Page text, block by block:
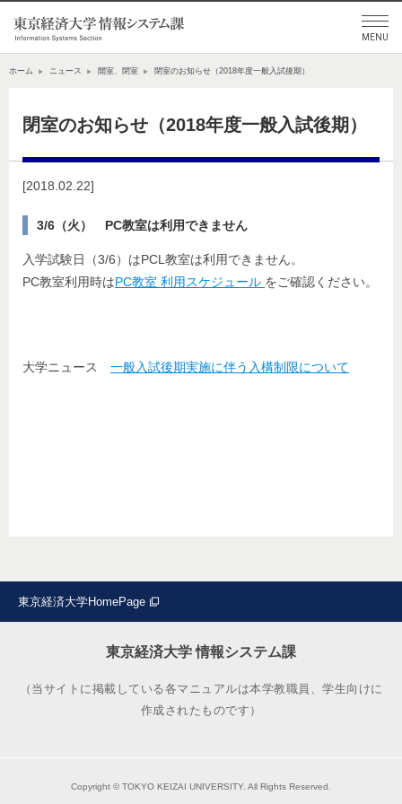
ホーム ニュース 開室、閉室 閉室のお知らせ（2018年度一般入試後期）
閉室のお知らせ（2018年度一般入試後期）
[2018.02.22]
3/6（火） PC教室は利用できません
入学試験日（3/6）はPCL教室は利用できません。
PC教室利用時はPC教室 利用スケジュール をご確認ください。
大学ニュース 一般入試後期実施に伴う入構制限について
東京経済大学HomePage
東京経済大学 情報システム課
（当サイトに掲載している各マニュアルは本学教職員、学生向けに
作成されたものです）
Copyright © TOKYO KEIZAI UNIVERSITY. All Rights Reserved.